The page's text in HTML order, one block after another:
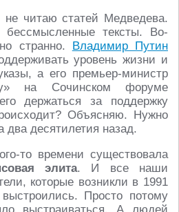
читаю статей Медведева.
бессмысленные тексты. Во-
странно. Владимир Путин
уровень жизни и
а его премьер-министр
на Сочинском форуме
держаться за поддержку
Объясняю. Нужно
два десятилетия назад.
то времени существовала
элита. И все наши
которые возникли в 1991
Просто потому